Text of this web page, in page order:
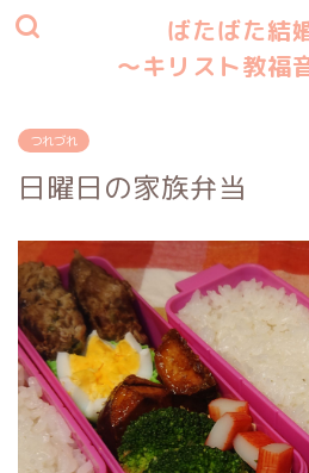
ばたばた結
〜キリスト教福
つれづれ
日曜日の家族弁当